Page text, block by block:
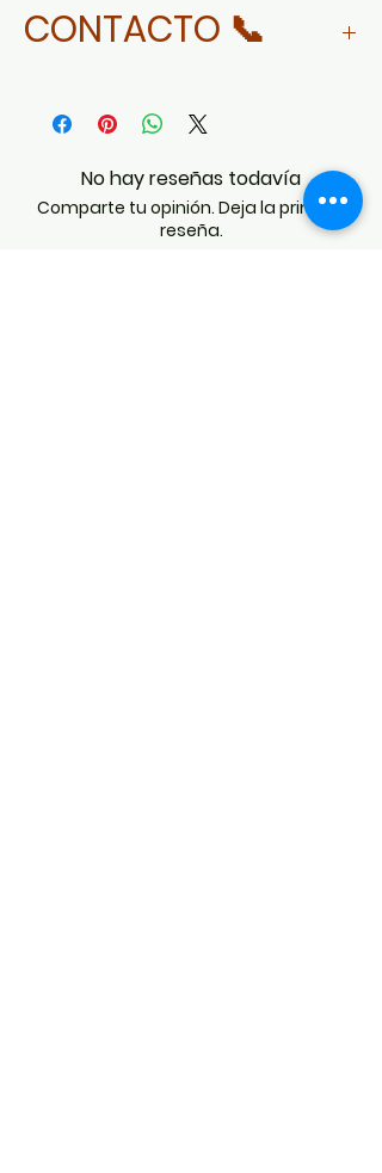
GONZÁLEZ
CONTACTO 📞
No hay reseñas todavía
Comparte tu opinión. Deja la primera
reseña.